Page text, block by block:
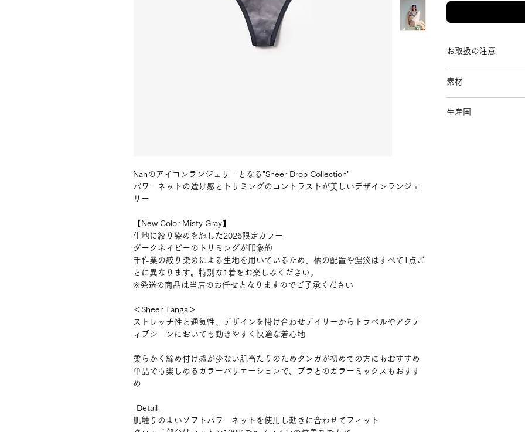
Nahのアイコンランジェリーとなる"Sheer Drop Collection"
パワーネットの透け感とトリミングのコントラストが美しいデザインランジェ
リー
【New Color Misty Gray】
生地に絞り染めを施した2026限定カラー
ダークネイビーのトリミングが印象的
手作業の絞り染めによる生地を用いているため、柄の配置や濃淡はすべて1点ご
とに異なります。特別な1着をお楽しみください。
※発送の商品は当店のお任せとなりますのでご了承ください
＜Sheer Tanga＞
ストレッチ性と通気性、デザインを掛け合わせデイリーからトラベルやアクテ
ィブシーンにおいても動きやすく快適な着心地
柔らかく締め付け感が少ない肌当たりのためタンガが初めての方にもおすすめ
単品でも楽しめるカラーバリエーションで、ブラとのカラーミックスもおすす
め
-Detail-
肌触りのよいソフトパワーネットを使用し動きに合わせてフィット
お取扱の注意
洗いをオススメし
色移りの可能性
て洗ってください
素材
裏地マチ：コットン
生産国